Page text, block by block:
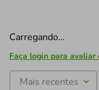
Carregando…
Faça login para avaliar
Mais recentes